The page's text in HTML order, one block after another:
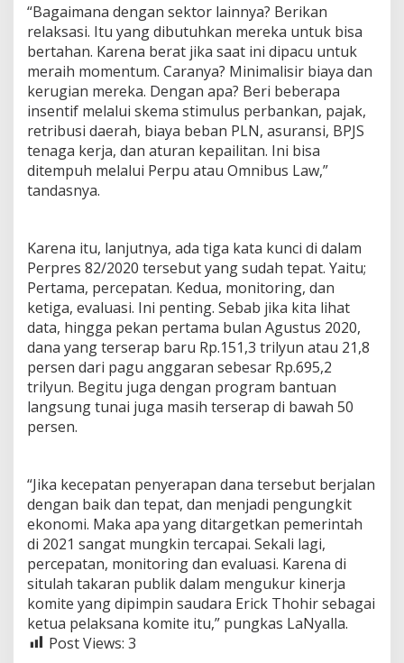
“Bagaimana dengan sektor lainnya? Berikan
relaksasi. Itu yang dibutuhkan mereka untuk bisa
bertahan. Karena berat jika saat ini dipacu untuk
meraih momentum. Caranya? Minimalisir biaya dan
kerugian mereka. Dengan apa? Beri beberapa
insentif melalui skema stimulus perbankan, pajak,
retribusi daerah, biaya beban PLN, asuransi, BPJS
tenaga kerja, dan aturan kepailitan. Ini bisa
ditempuh melalui Perpu atau Omnibus Law,”
tandasnya.
Karena itu, lanjutnya, ada tiga kata kunci di dalam
Perpres 82/2020 tersebut yang sudah tepat. Yaitu;
Pertama, percepatan. Kedua, monitoring, dan
ketiga, evaluasi. Ini penting. Sebab jika kita lihat
data, hingga pekan pertama bulan Agustus 2020,
dana yang terserap baru Rp.151,3 trilyun atau 21,8
persen dari pagu anggaran sebesar Rp.695,2
trilyun. Begitu juga dengan program bantuan
langsung tunai juga masih terserap di bawah 50
persen.
“Jika kecepatan penyerapan dana tersebut berjalan
dengan baik dan tepat, dan menjadi pengungkit
ekonomi. Maka apa yang ditargetkan pemerintah
di 2021 sangat mungkin tercapai. Sekali lagi,
percepatan, monitoring dan evaluasi. Karena di
situlah takaran publik dalam mengukur kinerja
komite yang dipimpin saudara Erick Thohir sebagai
ketua pelaksana komite itu,” pungkas LaNyalla.
Post Views: 3